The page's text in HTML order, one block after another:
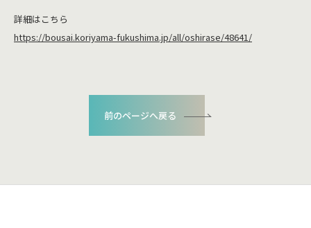
詳細はこちら
https://bousai.koriyama-fukushima.jp/all/oshirase/48641/
前のページへ戻る